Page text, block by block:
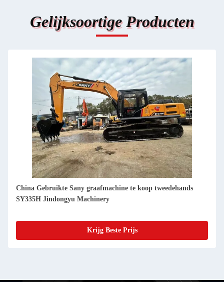
Gelijksoortige Producten
China Gebruikte Sany graafmachine te koop tweedehands
SY35U Jindongyu Machinery
Krijg Beste Prijs